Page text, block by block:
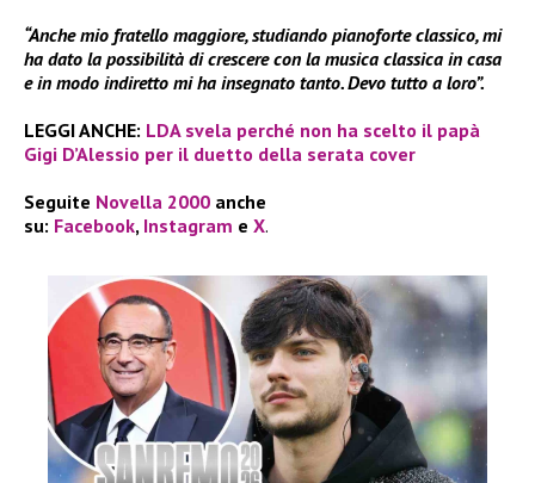
“Anche mio fratello maggiore, studiando pianoforte classico, mi
ha dato la possibilità di crescere con la musica classica in casa
e in modo indiretto mi ha insegnato tanto. Devo tutto a loro”.
LEGGI ANCHE: LDA svela perché non ha scelto il papà
Gigi D’Alessio per il duetto della serata cover
Seguite Novella 2000 anche
su: Facebook, Instagram e X.